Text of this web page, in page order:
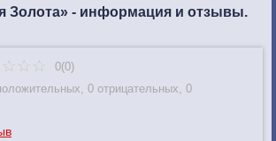
Золота» - информация и отзывы.
0(0)
, 0 отрицательных, 0